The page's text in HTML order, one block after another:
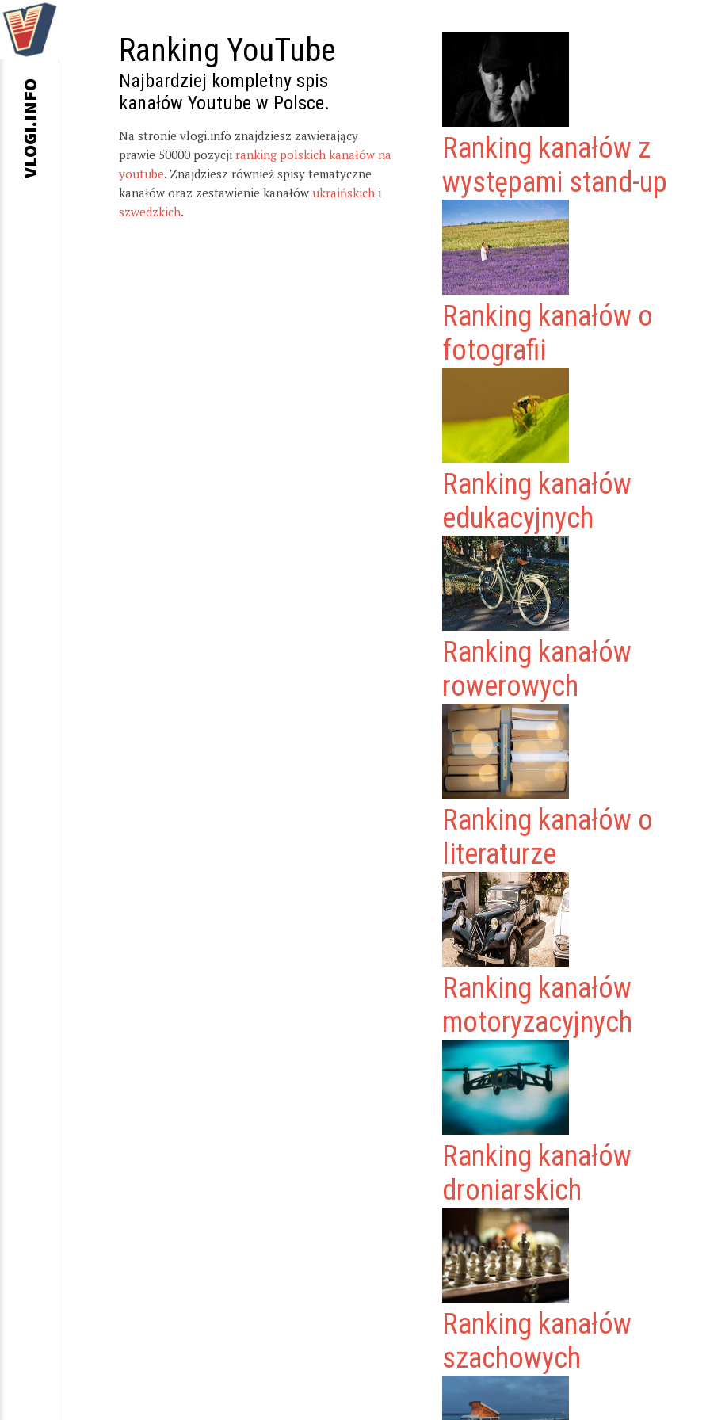
Ranking YouTube
Najbardziej kompletny spis
kanałów Youtube w Polsce.
Na stronie vlogi.info znajdziesz zawierający
prawie 50000 pozycji ranking polskich kanałów na
youtube. Znajdziesz również spisy tematyczne
kanałów oraz zestawienie kanałów ukraińskich i
szwedzkich.
Ranking kanałów z
występami stand-up
Ranking kanałów o
fotografii
Ranking kanałów
edukacyjnych
Ranking kanałów
rowerowych
Ranking kanałów o
literaturze
Ranking kanałów
motoryzacyjnych
Ranking kanałów
droniarskich
Ranking kanałów
szachowych
VLOGI.INFO